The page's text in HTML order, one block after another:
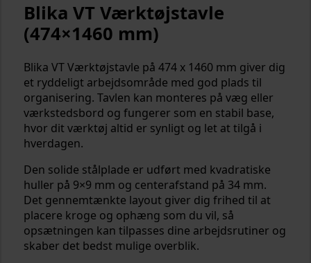
Blika VT Værktøjstavle
(474×1460 mm)
Blika VT Værktøjstavle på 474 x 1460 mm giver dig
et ryddeligt arbejdsområde med god plads til
organisering. Tavlen kan monteres på væg eller
værkstedsbord og fungerer som en stabil base,
hvor dit værktøj altid er synligt og let at tilgå i
hverdagen.
Den solide stålplade er udført med kvadratiske
huller på 9×9 mm og centerafstand på 34 mm.
Det gennemtænkte layout giver dig frihed til at
placere kroge og ophæng som du vil, så
opsætningen kan tilpasses dine arbejdsrutiner og
skaber det bedst mulige overblik.